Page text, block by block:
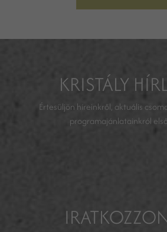
KRISTÁLY
Értesüljön híreinkről, aktuális
programajánlatainkról